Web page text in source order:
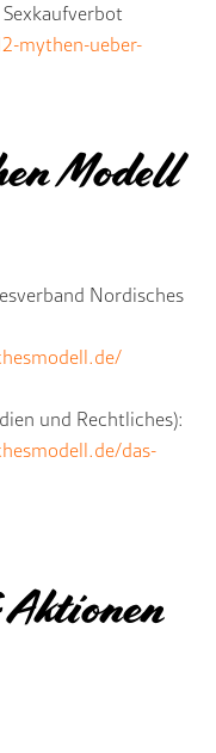
mythen-ueber-
Modell
Nordisches
und Rechtliches):
das-